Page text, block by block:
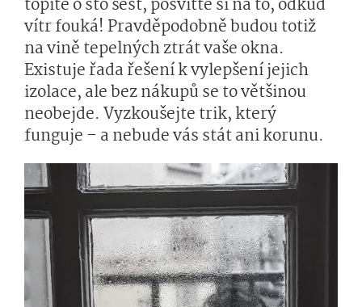
topíte o sto šest, posviťte si na to, odkud
vítr fouká! Pravděpodobně budou totiž
na vině tepelných ztrát vaše okna.
Existuje řada řešení k vylepšení jejich
izolace, ale bez nákupů se to většinou
neobejde. Vyzkoušejte trik, který
funguje – a nebude vás stát ani korunu.